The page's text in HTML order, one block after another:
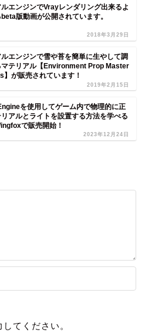
エンジンでVrayレンダリング出来るよ
版動画が公開されています。
2018年3月29日
エンジンで雪や苔を簡単に生やして調
マテリアル【Environment Prop Master
】が販売されています！
2019年2月15日
を使用してゲーム内で物理的に正
リアルとライトを設置する方法を学べる
で販売開始！
2023年12月24日
てください。